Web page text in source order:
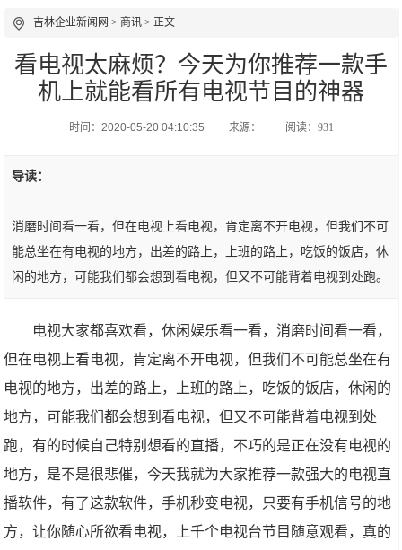
吉林企业新闻网 > 商讯 > 正文
看电视太麻烦？今天为你推荐一款手
机上就能看所有电视节目的神器
时间：2020-05-20 04:10:35 来源： 阅读：931
导读：
消磨时间看一看，但在电视上看电视，肯定离不开电视，但我们不可
能总坐在有电视的地方，出差的路上，上班的路上，吃饭的饭店，休
闲的地方，可能我们都会想到看电视，但又不可能背着电视到处跑。
电视大家都喜欢看，休闲娱乐看一看，消磨时间看一看，
但在电视上看电视，肯定离不开电视，但我们不可能总坐在有
电视的地方，出差的路上，上班的路上，吃饭的饭店，休闲的
地方，可能我们都会想到看电视，但又不可能背着电视到处
跑，有的时候自己特别想看的直播，不巧的是正在没有电视的
地方，是不是很悲催，今天我就为大家推荐一款强大的电视直
播软件，有了这款软件，手机秒变电视，只要有手机信号的地
方，让你随心所欲看电视，上千个电视台节目随意观看，真的